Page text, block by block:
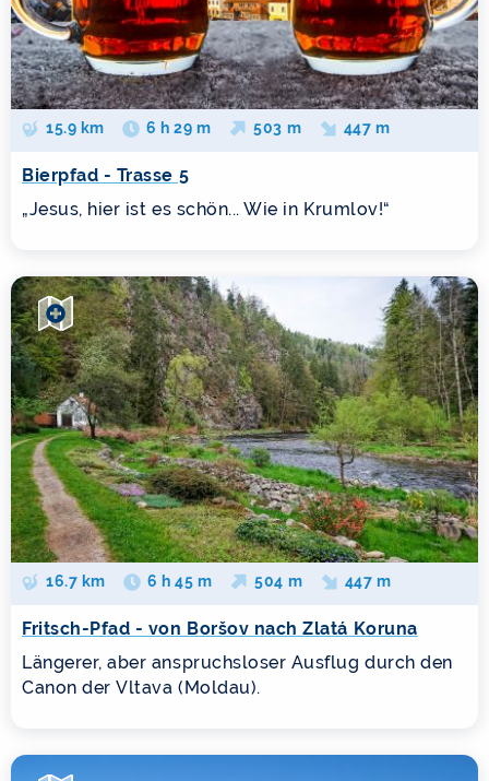
15.9 km 6 h 29 m 503 m 447 m
Bierpfad - Trasse 5
„Jesus, hier ist es schön... Wie in Krumlov!“
16.7 km 6 h 45 m 504 m 447 m
Fritsch-Pfad - von Boršov nach Zlatá Koruna
Längerer, aber anspruchsloser Ausflug durch den
Canon der Vltava (Moldau).